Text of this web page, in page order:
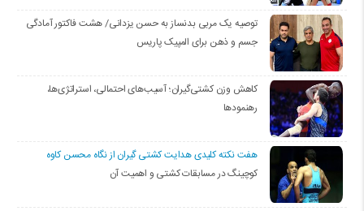
توصیه یک مربی بدنساز به حسن یزدانی/ هشت فاکتور آمادگی
جسم و ذهن برای المپیک پاریس
کاهش وزن کشتی‌گیران؛ آسیب‌های احتمالی، استراتژی‌ها،
رهنمودها
هفت نکته کلیدی هدایت کشتی گیران از نگاه محسن کاوه
کوچینگ در مسابقات کشتی و اهمیت آن